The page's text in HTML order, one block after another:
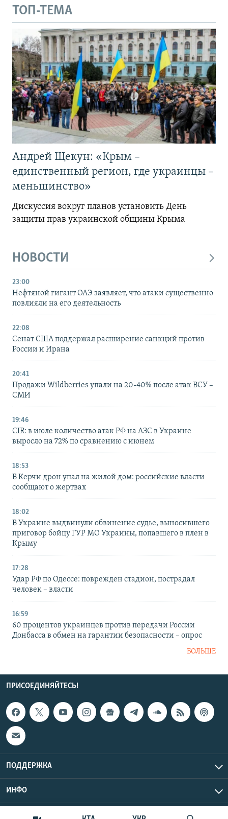
ТОП-ТЕМА
Андрей Щекун: «Крым –
единственный регион, где украинцы –
меньшинство»
Дискуссия вокруг планов установить День
защиты прав украинской общины Крыма
НОВОСТИ
23:00
Нефтяной гигант ОАЭ заявляет, что атаки существенно
повлияли на его деятельность
22:08
Сенат США поддержал расширение санкций против
России и Ирана
20:41
Продажи Wildberries упали на 20-40% после атак ВСУ –
СМИ
19:46
CIR: в июле количество атак РФ на АЗС в Украине
выросло на 72% по сравнению с июнем
18:53
В Керчи дрон упал на жилой дом: российские власти
сообщают о жертвах
18:02
В Украине выдвинули обвинение судье, выносившего
приговор бойцу ГУР МО Украины, попавшего в плен в
Крыму
17:28
Удар РФ по Одессе: поврежден стадион, пострадал
человек – власти
16:59
60 процентов украинцев против передачи России
Донбасса в обмен на гарантии безопасности – опрос
БОЛЬШЕ
ПРИСОЕДИНЯЙТЕСЬ!
ПОДДЕРЖКА
ИНФО
Copyright Крым.Реалии, 2026 | Все права защищены.
UTC+3